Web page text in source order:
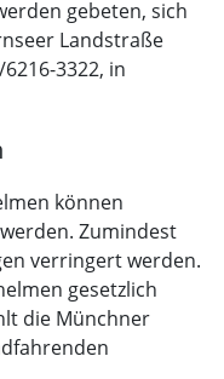
gebeten, sich
Landstraße
3322, in
können
Zumindest
verringert werden.
gesetzlich
die Münchner